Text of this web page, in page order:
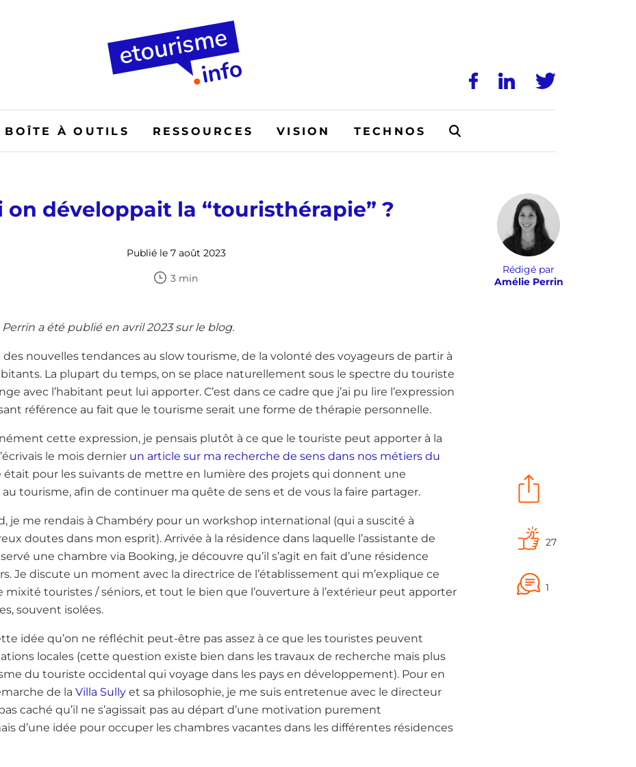
BOÎTE À OUTILS RESSOURCES VISION TECHNOS
on développait la “touristhérapie” ?
Publié le 7 août 2023
3 min
Rédigé par
Amélie Perrin
27
1
Perrin a été publié en avril 2023 sur le blog.
nouvelles tendances au slow tourisme, de la volonté des voyageurs de partir à
La plupart du temps, on se place naturellement sous le spectre du touriste
avec l’habitant peut lui apporter. C’est dans ce cadre que j’ai pu lire l’expression
référence au fait que le tourisme serait une forme de thérapie personnelle.
cette expression, je pensais plutôt à ce que le touriste peut apporter à la
le mois dernier un article sur ma recherche de sens dans nos métiers du
était pour les suivants de mettre en lumière des projets qui donnent une
tourisme, afin de continuer ma quête de sens et de vous la faire partager.
je me rendais à Chambéry pour un workshop international (qui a suscité à
doutes dans mon esprit). Arrivée à la résidence dans laquelle l’assistante de
une chambre via Booking, je découvre qu’il s’agit en fait d’une résidence
Je discute un moment avec la directrice de l’établissement qui m’explique ce
touristes / séniors, et tout le bien que l’ouverture à l’extérieur peut apporter
souvent isolées.
idée qu’on ne réfléchit peut-être pas assez à ce que les touristes peuvent
locales (cette question existe bien dans les travaux de recherche mais plus
du touriste occidental qui voyage dans les pays en développement). Pour en
de la Villa Sully et sa philosophie, je me suis entretenue avec le directeur
caché qu’il ne s’agissait pas au départ d’une motivation purement
d’une idée pour occuper les chambres vacantes dans les différentes résidences